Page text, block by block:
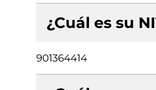
¿Cuál es su
901364414